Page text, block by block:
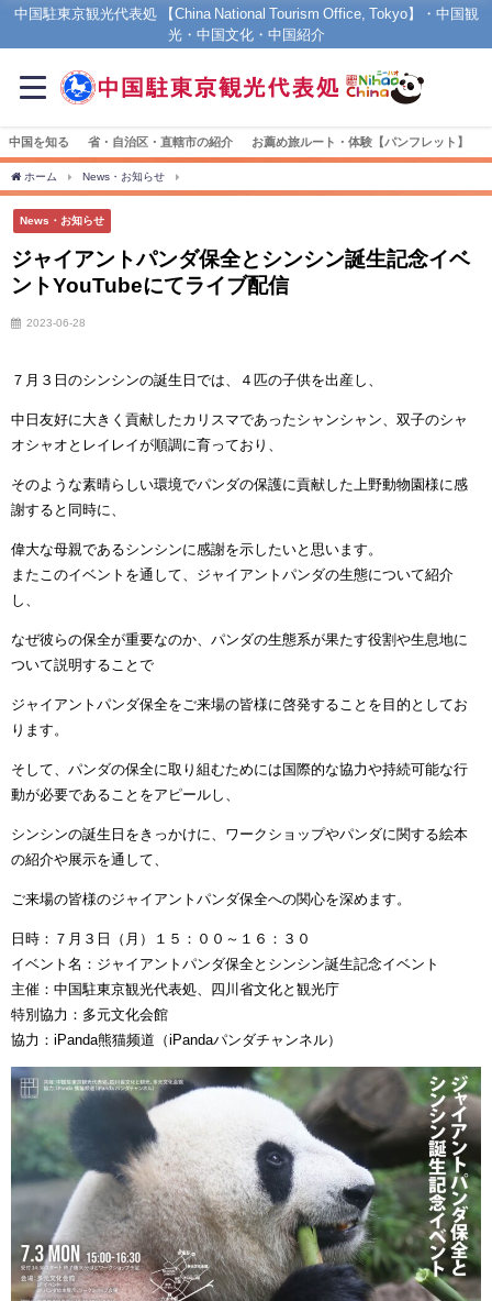
中国駐東京観光代表処 【China National Tourism Office, Tokyo】・中国観
光・中国文化・中国紹介
中国を知る 省・自治区・直轄市の紹介 お薦め旅ルート・体験【パンフレット】
ホーム News・お知らせ
News・お知らせ
ジャイアントパンダ保全とシンシン誕生記念イベ
ントYouTubeにてライブ配信
2023-06-28
７月３日のシンシンの誕生日では、４匹の子供を出産し、
中日友好に大きく貢献したカリスマであったシャンシャン、双子のシャ
オシャオとレイレイが順調に育っており、
そのような素晴らしい環境でパンダの保護に貢献した上野動物園様に感
謝すると同時に、
偉大な母親であるシンシンに感謝を示したいと思います。
またこのイベントを通して、ジャイアントパンダの生態について紹介
し、
なぜ彼らの保全が重要なのか、パンダの生態系が果たす役割や生息地に
ついて説明することで
ジャイアントパンダ保全をご来場の皆様に啓発することを目的としてお
ります。
そして、パンダの保全に取り組むためには国際的な協力や持続可能な行
動が必要であることをアピールし、
シンシンの誕生日をきっかけに、ワークショップやパンダに関する絵本
の紹介や展示を通して、
ご来場の皆様のジャイアントパンダ保全への関心を深めます。
日時：７月３日（月）１５：００～１６：３０
イベント名：ジャイアントパンダ保全とシンシン誕生記念イベント
主催：中国駐東京観光代表処、四川省文化と観光庁
特別協力：多元文化会館
協力：iPanda熊猫频道（iPandaパンダチャンネル）